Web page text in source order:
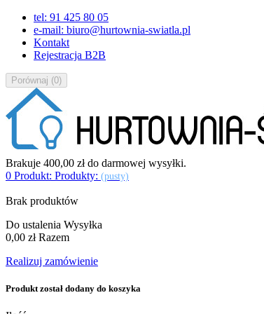
tel: 91 425 80 05
e-mail: biuro@hurtownia-swiatla.pl
Kontakt
Rejestracja B2B
Porównaj (0)
Brakuje 400,00 złdo darmowej wysyłki.
0 Produkt: Produkty: (pusty)
Brak produktów
Do ustalenia Wysyłka
0,00 zł Razem
Realizuj zamówienie
Produkt został dodany do koszyka